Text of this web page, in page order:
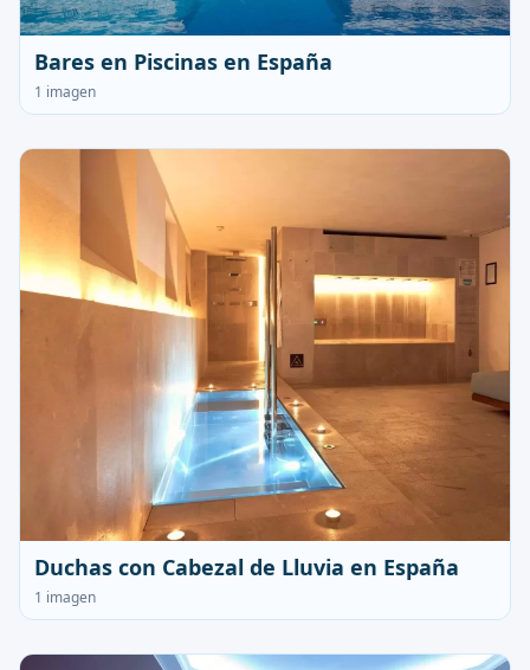
Bares en Piscinas en España
1 imagen
Duchas con Cabezal de Lluvia en España
1 imagen